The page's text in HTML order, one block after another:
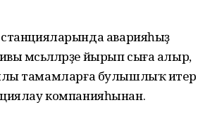
аварияһыҙ
мәсьәләләрҙе йырып сыға алыр,
тамамларға булышлыҡ итер
компанияһынан.